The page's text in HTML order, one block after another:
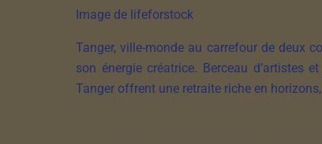
Image de lifeforstock
Tanger, ville-monde au carrefour de deux
son énergie créatrice. Berceau d’artistes
Tanger offrent une retraite riche en